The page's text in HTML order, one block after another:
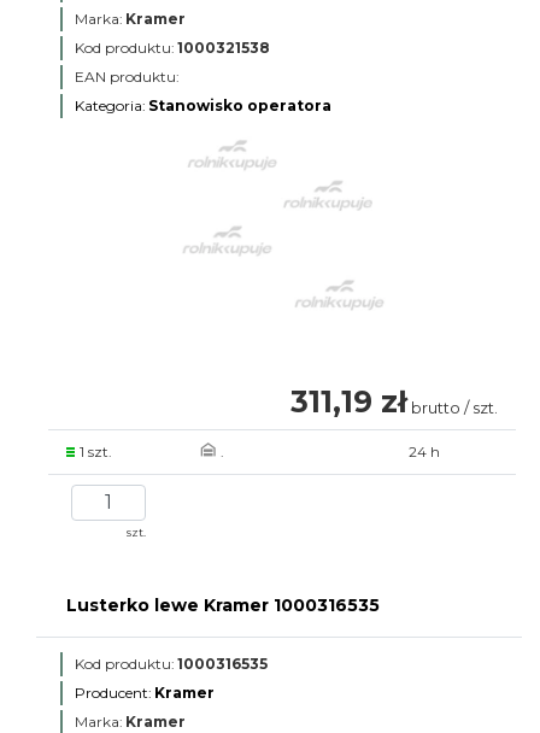
Marka: Kramer
Kod produktu: 1000321538
EAN produktu:
Kategoria: Stanowisko operatora
311,19 zł brutto / szt.
1 szt. . 24 h
szt.
Lusterko lewe Kramer 1000316535
Kod produktu: 1000316535
Producent: Kramer
Marka: Kramer